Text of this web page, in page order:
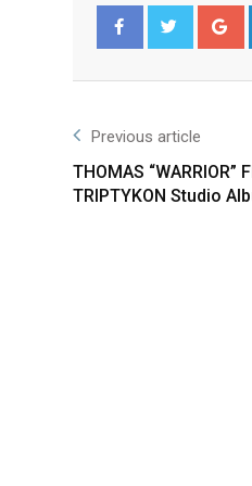
Previous article
THOMAS
TRIPTYKON Studio